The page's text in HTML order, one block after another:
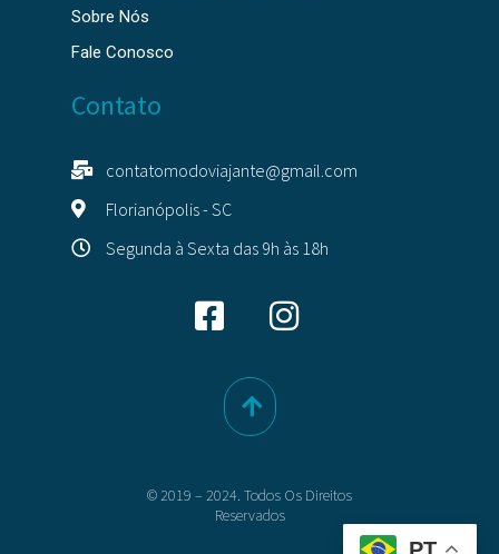
Sobre Nós
Fale Conosco
Contato
contatomodoviajante@gmail.com
Florianópolis - SC
Segunda à Sexta das 9h às 18h
© 2019 – 2024. Todos Os Direitos
Reservados